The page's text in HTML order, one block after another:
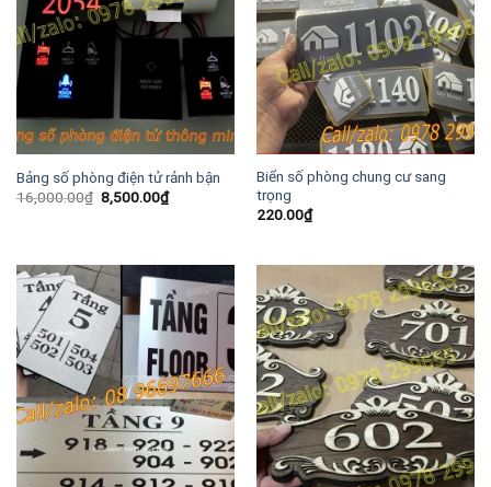
Bảng số phòng điện tử rảnh bận
16,000.00₫ Giá
gốc
8,500.00₫Giá
hiện
Biển số phòng chung cư sang
trọng
220.00₫